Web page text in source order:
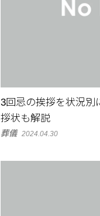
3回忌の挨拶を状況別
拶状も解説
葬儀 2024.04.30